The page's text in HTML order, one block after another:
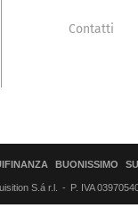
Contatti
BUONISSIMO
S.á r.l. P. IVA